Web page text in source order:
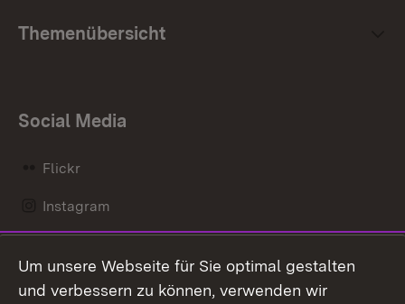
Themenübersicht
Social Media
Flickr
Instagram
Mastodon
Um unsere Webseite für Sie optimal gestalten
und verbessern zu können, verwenden wir